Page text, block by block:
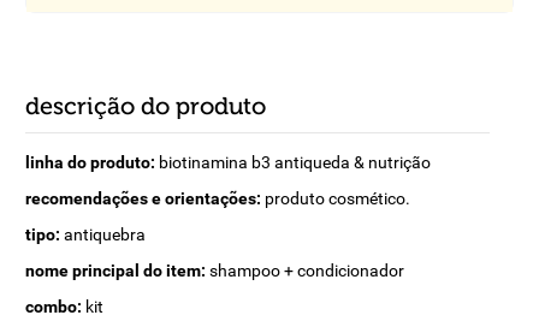
descrição do produto
linha do produto: biotinamina b3 antiqueda & nutrição
recomendações e orientações: produto cosmético.
tipo: antiquebra
nome principal do item: shampoo + condicionador
combo: kit